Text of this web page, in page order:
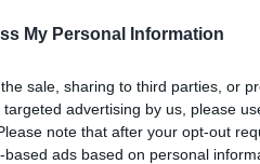
My Personal Information
sale, sharing to third parties, or
advertising by us, please
note that after your opt-out
ads based on personal